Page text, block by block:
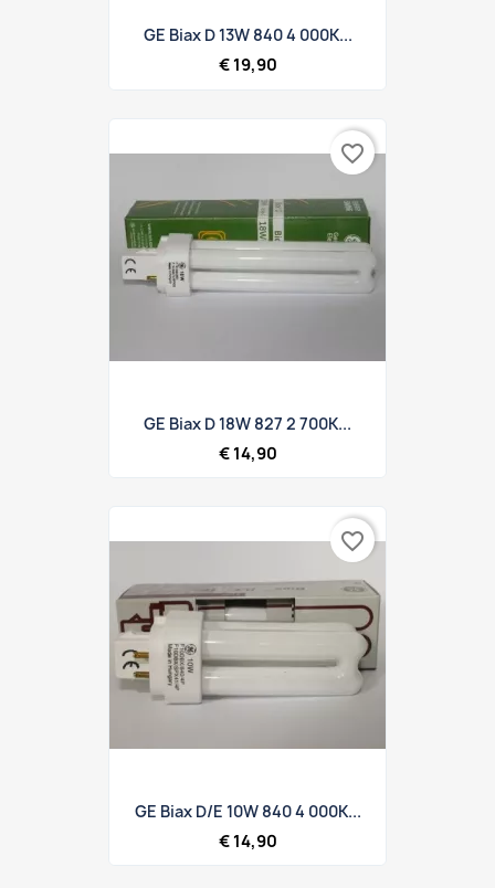
GE Biax D 13W 840 4 000K...
€ 19,90
GE Biax D 18W 827 2 700K...
€ 14,90
favorite_border
GE Biax D/E 10W 840 4 000K...
€ 14,90
favorite_border